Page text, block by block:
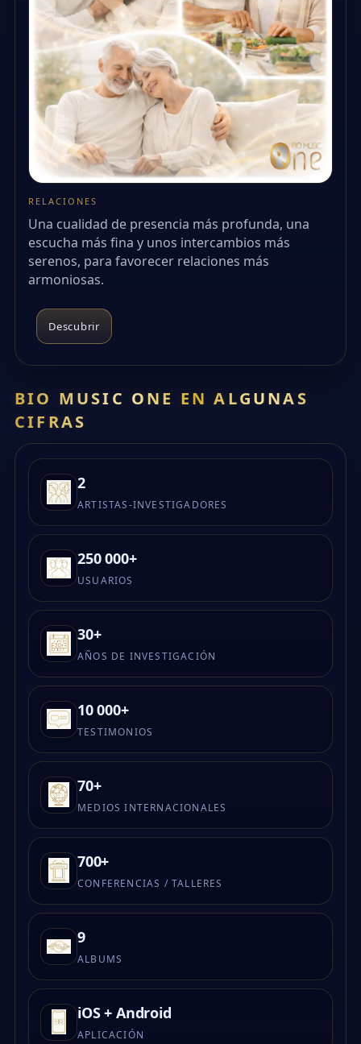
RELACIONES
Una cualidad de presencia más profunda, una
escucha más fina y unos intercambios más
serenos, para favorecer relaciones más
armoniosas.
Descubrir
BIO MUSIC ONE EN ALGUNAS
CIFRAS
2
ARTISTAS-INVESTIGADORES
250 000+
USUARIOS
30+
AÑOS DE INVESTIGACIÓN
10 000+
TESTIMONIOS
70+
MEDIOS INTERNACIONALES
700+
CONFERENCIAS / TALLERES
9
ALBUMS
iOS + Android
APLICACIÓN